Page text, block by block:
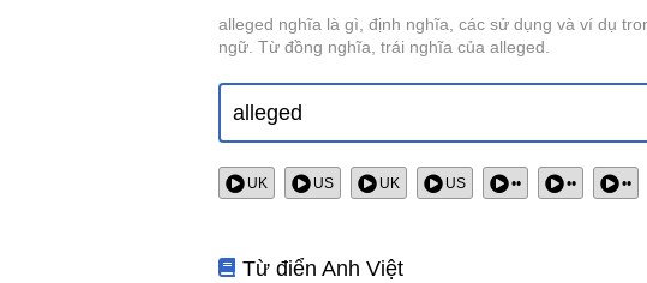
alleged nghĩa là gì, định nghĩa, các sử dụng và ví dụ
ngữ. Từ đồng nghĩa, trái nghĩa của alleged.
UK US UK US •• •• ••
Từ điển Anh Việt